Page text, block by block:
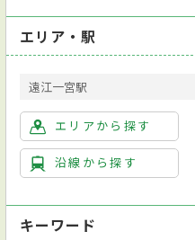
エリア・駅
遠江一宮駅
エリアから探す
沿線から探す
キーワード